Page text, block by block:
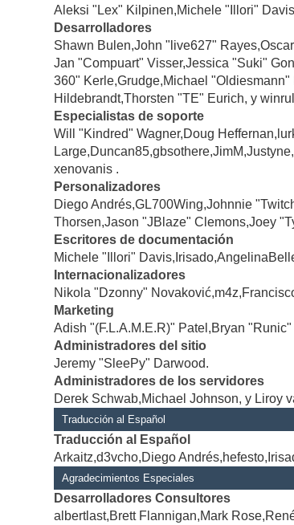
Aleksi "Lex" Kilpinen,Michele "Illori"
Desarrolladores
Shawn Bulen,John "live627"
Jan "Compuart" Visser,Jessica "Suki"
360" Kerle,Grudge,Michael
Hildebrandt,Thorsten "TE" Eurich, y
Especialistas de soporte
Will "Kindred" Wagner,Doug
xenovanis .
Personalizadores
Diego Andrés,GL700Wing,Johnnie
Thorsen,Jason "JBlaze" Clemons,Joey
Escritores de documentación
Michele "Illori"
Internacionalizadores
Nikola "Dzonny"
Marketing
Adish "(F.L.A.M.E.R)" Patel,Bryan
Administradores del sitio
Jeremy "SleePy" Darwood.
Administradores de los servidores
Derek Schwab,Michael Johnson, y Liroy
Traducción al Español
Traducción al Español
Arkaitz,d3vcho,Diego
Agradecimientos Especiales
Desarrolladores Consultores
albertlast,Brett Flannigan,Mark